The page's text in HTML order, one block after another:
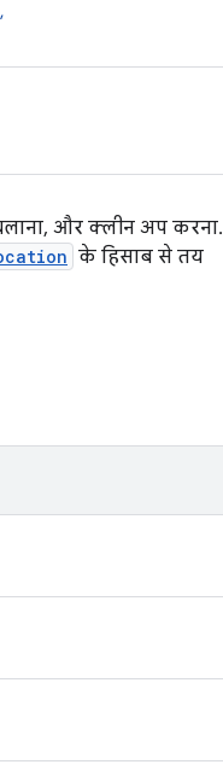
,
और क्लीन अप करना.
के हिसाब से तय